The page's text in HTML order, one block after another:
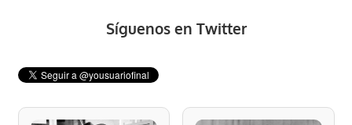
Síguenos en Twitter